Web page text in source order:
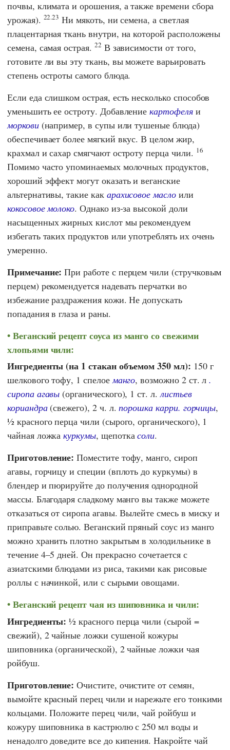
почвы, климата и орошения, а также времени сбора
урожая). 22.23 Ни мякоть, ни семена, а светлая
плацентарная ткань внутри, на которой расположены
семена, самая острая. 22 В зависимости от того,
готовите ли вы эту ткань, вы можете варьировать
степень остроты самого блюда.
Если еда слишком острая, есть несколько способов
уменьшить ее остроту. Добавлениекартофеляи
моркови(например, в супы или тушеные блюда)
обеспечивает более мягкий вкус. В целом жир,
крахмал и сахар смягчают остроту перца чили. 16
Помимо часто упоминаемых молочных продуктов,
хороший эффект могут оказать и веганские
альтернативы, такие как арахисовое маслоили
кокосовое молоко. Однако из-за высокой доли
насыщенных жирных кислот мы рекомендуем
избегать таких продуктов или употреблять их очень
умеренно.
Примечание: При работе с перцем чили (стручковым
перцем) рекомендуется надевать перчатки во
избежание раздражения кожи. Не допускать
попадания в глаза и раны.
Веганский рецепт соуса из манго со свежими
хлопьями чили:
Ингредиенты (на 1 стакан объемом 350 мл): 150 г
шелкового тофу, 1 спелоеманго, возможно 2 ст. л.
сиропа агавы (органического), 1 ст. л.листьев
кориандра(свежего), 2 ч. л.порошка карри. горчицы,
½ красного перца чили (сырого, органического), 1
чайная ложкакуркумы, щепоткасоли.
Приготовление: Поместите тофу, манго, сироп
агавы, горчицу и специи (вплоть до куркумы) в
блендер и пюрируйте до получения однородной
массы. Благодаря сладкому манго вы также можете
отказаться от сиропа агавы. Вылейте смесь в миску и
приправьте солью. Веганский пряный соус из манго
можно хранить плотно закрытым в холодильнике в
течение 4–5 дней. Он прекрасно сочетается с
азиатскими блюдами из риса, такими как рисовые
роллы с начинкой, или с сырыми овощами.
Веганский рецепт чая из шиповника и чили:
Ингредиенты: ½ красного перца чили (сырой =
свежий), 2 чайные ложки сушеной кожуры
шиповника (органической), 2 чайные ложки чая
ройбуш.
Приготовление: Очистите, очистите от семян,
вымойте красный перец чили и нарежьте его тонкими
кольцами. Положите перец чили, чай ройбуш и
кожуру шиповника в кастрюлю с 250 мл воды и
ненадолго доведите все до кипения. Накройте чай